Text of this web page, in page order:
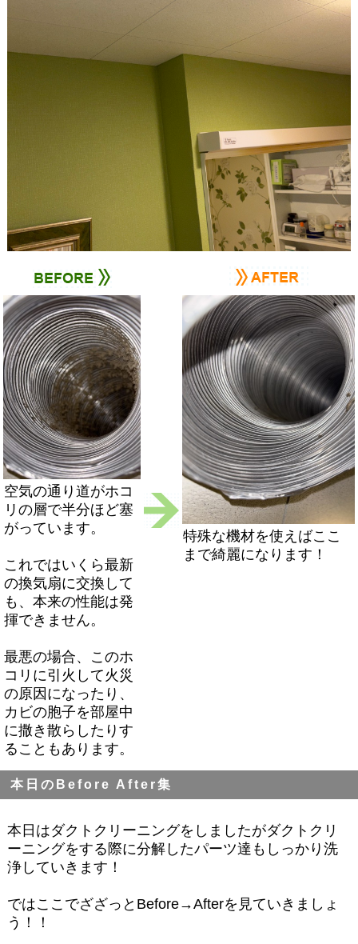
空気の通り道がホコ
リの層で半分ほど塞
がっています。
これではいくら最新
の換気扇に交換して
も、本来の性能は発
揮できません。
最悪の場合、このホ
コリに引火して火災
の原因になったり、
カビの胞子を部屋中
に撒き散らしたりす
ることもあります。
特殊な機材を使えばここ
まで綺麗になります！
本日のBefore After集
本日はダクトクリーニングをしましたがダクトクリ
ーニングをする際に分解したパーツ達もしっかり洗
浄していきます！
ではここでざざっとBefore→Afterを見ていきましょ
う！！